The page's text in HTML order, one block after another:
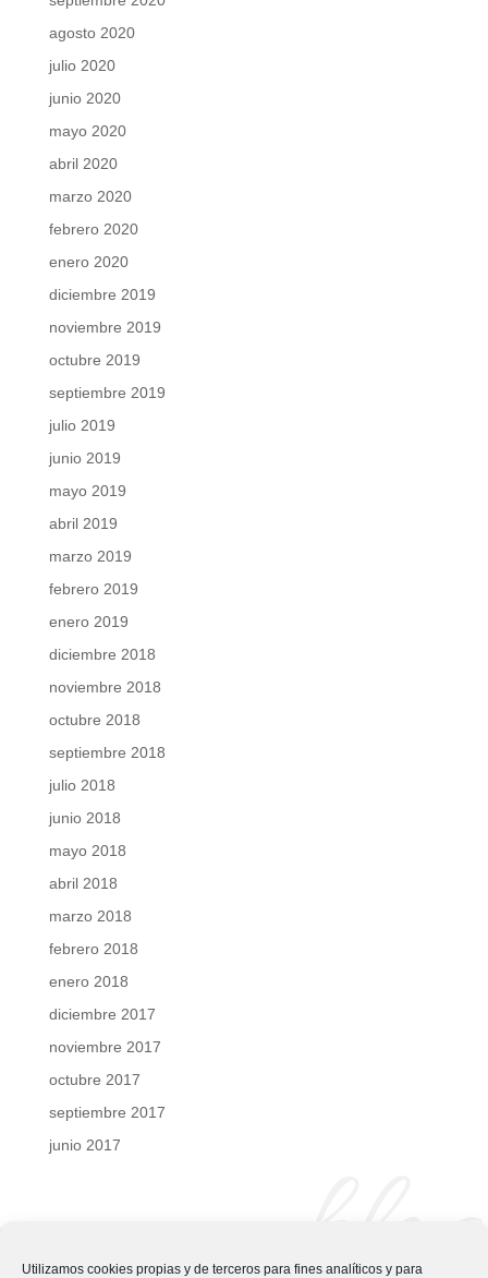
Utilizamos cookies propias y de terceros para fines analíticos y para
agosto 2020
julio 2020
junio 2020
mayo 2020
abril 2020
marzo 2020
febrero 2020
enero 2020
diciembre 2019
noviembre 2019
octubre 2019
septiembre 2019
julio 2019
junio 2019
mayo 2019
abril 2019
marzo 2019
febrero 2019
enero 2019
diciembre 2018
noviembre 2018
octubre 2018
septiembre 2018
julio 2018
junio 2018
mayo 2018
abril 2018
marzo 2018
febrero 2018
enero 2018
diciembre 2017
noviembre 2017
octubre 2017
septiembre 2017
junio 2017
blog